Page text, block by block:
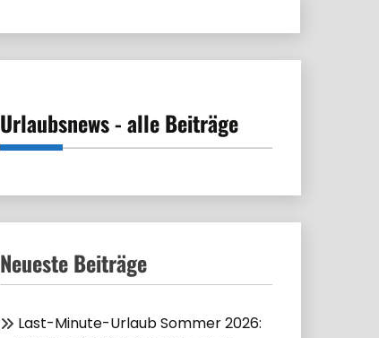
Urlaubsnews - alle Beiträge
Neueste Beiträge
Last-Minute-Urlaub Sommer 2026: